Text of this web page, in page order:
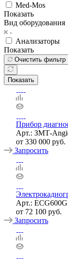
Med-Mos
Показать
Вид оборудования
Анализаторы
Показать
Очистить фильтр
Показать
Прибор
Арт.: ЗМТ-
от 330 000 руб.
Запросить
Арт.: ECG600G
от 72 100 руб.
Запросить